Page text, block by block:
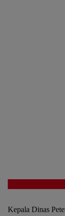
Kepala Dinas